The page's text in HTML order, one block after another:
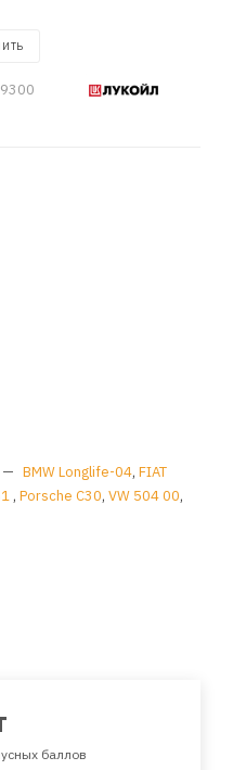
— BMW Longlife-04, FIAT
, Porsche C30, VW 504 00,
баллов